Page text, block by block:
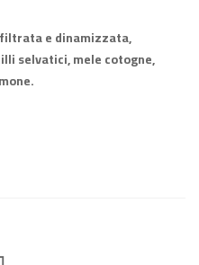
e dinamizzata,
selvatici, mele cotogne,